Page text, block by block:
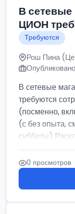
В
ЦИОН
Требуются
Рош Пина
В сетевые
требуются
(посменно,
(с без опыта,
субботы)
0 просмотров